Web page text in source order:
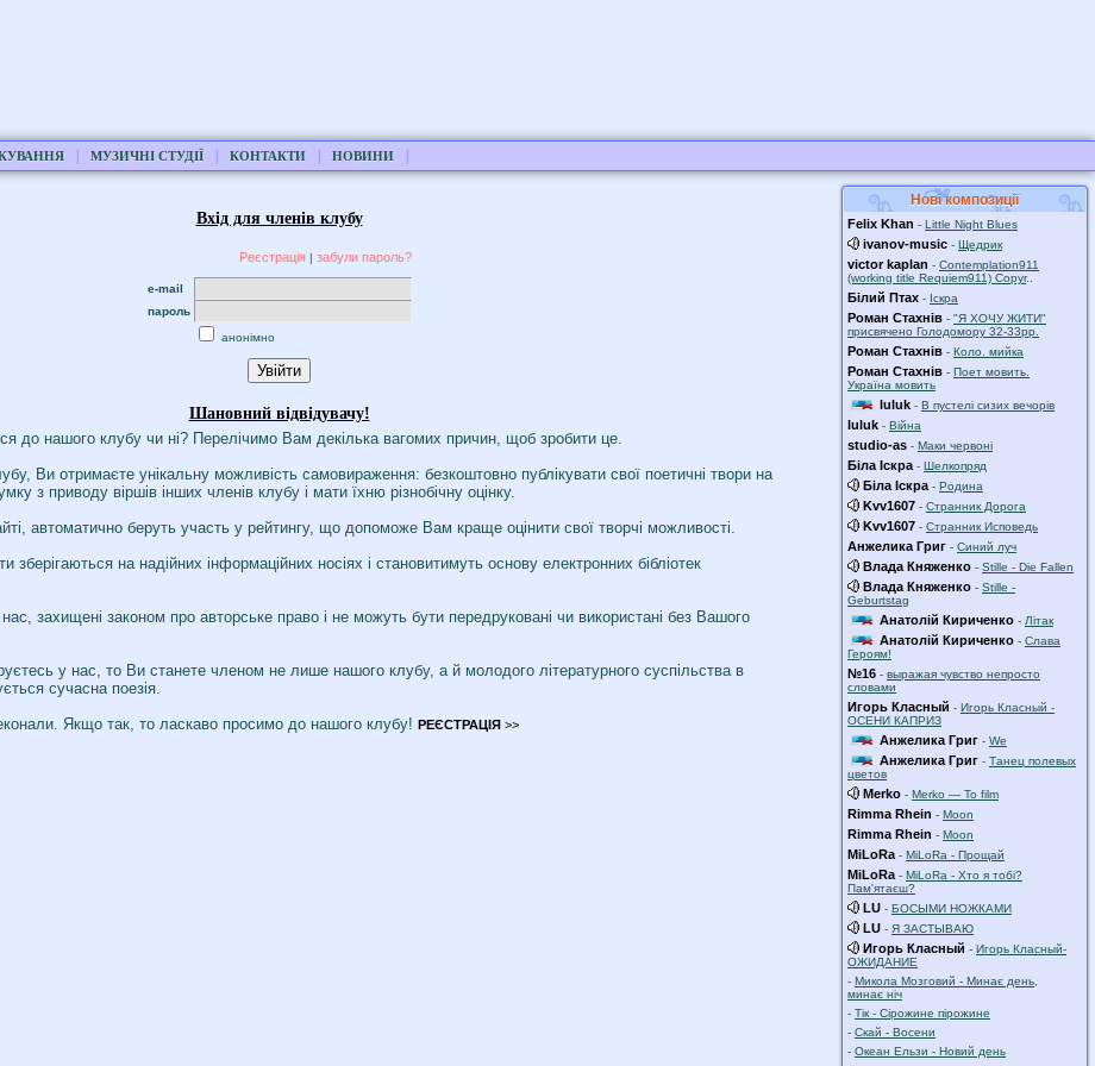
МУЗИЧНІ СТУДІЇ КОНТАКТИ НОВИНИ
Вхід для членів клубу
Реєстрація| забули пароль?
e-mail
пароль
анонімно
Шановний відвідувачу!
до нашого клубу чи ні? Перелічимо Вам декілька вагомих причин, щоб зробити це.
Ви отримаєте унікальну можливість самовираження: безкоштовно публікувати свої поетичні твори на
з приводу віршів інших членів клубу і мати їхню різнобічну оцінку.
автоматично беруть участь у рейтингу, що допоможе Вам краще оцінити свої творчі можливості.
зберігаються на надійних інформаційних носіях і становитимуть основу електронних бібліотек
захищені законом про авторське право і не можуть бути передруковані чи використані без Вашого
у нас, то Ви станете членом не лише нашого клубу, а й молодого літературного суспільства в
сучасна поезія.
Якщо так, то ласкаво просимо до нашого клубу! РЕЄСТРАЦІЯ >>
Нові композиції
Felix Khan - Little Night Blues
ivanov-music - Щедрик
victor kaplan - Contemplation911
(working title Requiem911) Copyr..
Білий Птах - Іскра
Роман Стахнів - "Я ХОЧУ ЖИТИ"
присвячено Голодомору 32-33рр.
Роман Стахнів - Коло. мийка
Роман Стахнів - Поет мовить.
Україна мовить
luluk - В пустелі сизих вечорів
luluk - Війна
studio-as - Маки червоні
Біла Іскра - Шелкопряд
Біла Іскра - Родина
Kvv1607 - Странник Дорога
Kvv1607 - Странник Исповедь
Анжелика Григ - Синий луч
Влада Княженко - Stille - Die Fallen
Влада Княженко - Stille -
Geburtstag
Анатолій Кириченко - Літак
Анатолій Кириченко - Слава
Героям!
№16 - выражая чувство непросто
словами
Игорь Класный - Игорь Класный -
ОСЕНИ КАПРИЗ
Анжелика Григ - We
Анжелика Григ - Танец полевых
цветов
Merko - Merko — To film
Rimma Rhein - Moon
Rimma Rhein - Moon
MiLoRa - MiLoRa - Прощай
MiLoRa - MiLoRa - Хто я тобі?
Пам'ятаєш?
LU - БОСЫМИ НОЖКАМИ
LU - Я ЗАСТЫВАЮ
Игорь Класный - Игорь Класный-
ОЖИДАНИЕ
- Микола Мозговий - Минає день,
минає ніч
- Тік - Сірожине пірожине
- Скай - Восени
- Океан Ельзи - Новий день